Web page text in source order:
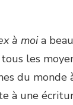
à moia
les
du monde
à une